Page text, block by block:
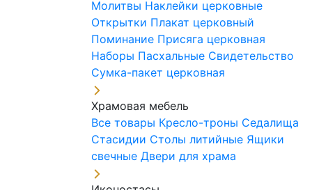
Молитвы Наклейки церковные
Открытки Плакат церковный
Поминание Присяга церковная
Наборы Пасхальные Свидетельство
Сумка-пакет церковная
Храмовая мебель
Все товары Кресло-троны Седалища
Стасидии Столы литийные Ящики
свечные Двери для храма